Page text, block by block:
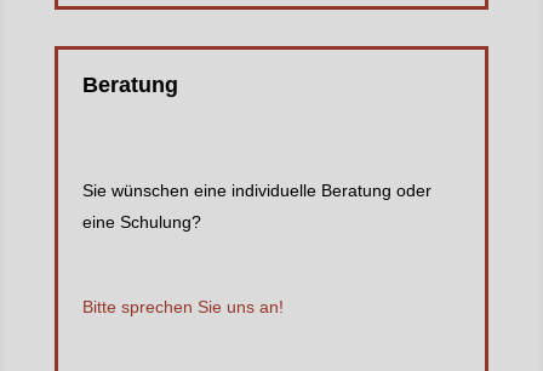
Beratung
Sie wünschen eine individuelle Beratung oder
eine Schulung?
Bitte sprechen Sie uns an!